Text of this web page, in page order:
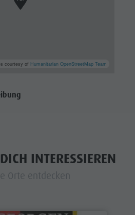
courtesy of Humanitarian OpenStreetMap Team
INTERESSIEREN
Orte entdecken